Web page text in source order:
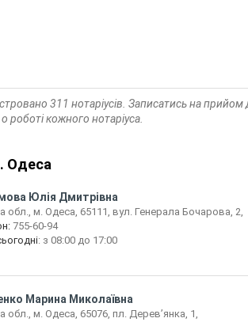
311 нотаріусів. Записатись на
роботі кожного нотаріуса.
Одеса
Юлія Дмитрівна
обл., м. Одеса, 65111, вул. Генерала Бочарова, 2,
755-60-94
: з 08:00 до 17:00
Марина Миколаївна
обл., м. Одеса, 65076, пл. Дерев’янка, 1,